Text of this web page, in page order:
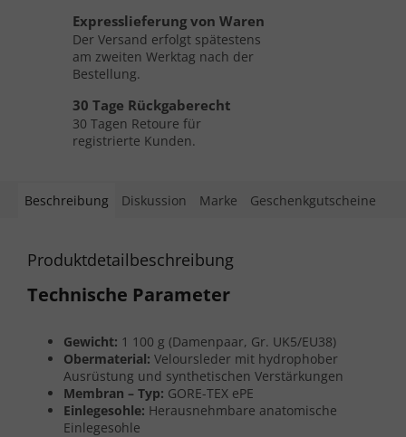
Expresslieferung von Waren
Der Versand erfolgt spätestens
am zweiten Werktag nach der
Bestellung.
30 Tage Rückgaberecht
30 Tagen Retoure für
registrierte Kunden.
Beschreibung Diskussion Marke Geschenkgutscheine
Produktdetailbeschreibung
Technische Parameter
Gewicht: 1 100 g (Damenpaar, Gr. UK5/EU38)
Obermaterial: Veloursleder mit hydrophober
Ausrüstung und synthetischen Verstärkungen
Membran – Typ: GORE-TEX ePE
Einlegesohle: Herausnehmbare anatomische
Einlegesohle